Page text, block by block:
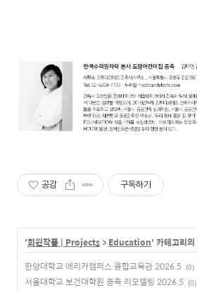
공감 구독하기
'회원작품 | Projects > Education' 카테고리
한양대학교 에리카캠퍼스 융합교육관 2026.5 (0)
서울대학교 보건대학원 증축 리모델링 2026.5 (0)